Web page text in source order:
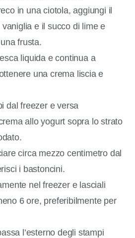
in una ciotola, aggiungi il
vaniglia e il succo di lime e
frusta.
liquida e continua a
una crema liscia e
dal freezer e versa
allo yogurt sopra lo strato
circa mezzo centimetro dal
i bastoncini.
nel freezer e lasciali
6 ore, preferibilmente per
l’esterno degli stampi